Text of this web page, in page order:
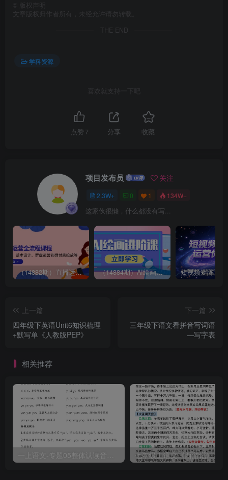
版权声明
文章版权归作者所有，未经允许请勿转载。
THE END
学科资源
喜欢就支持一下吧
点赞 7 分享 收藏
项目发布员 关注
2.3W+ 0 1 134W+
这家伙很懒，什么都没有写...
（14882期）直播运营全流程课程-5月更新：从起号、话术设计、罗盘运营到微付费投放等 （14884期）AI绘画进阶课，涵盖电商摄影等多领域，PS操作与AI工具使用全面教学
上一篇
四年级下英语Unit6知识梳理
+默写单《人教版PEP》
下一篇
三年级下语文看拼音写词语
—写字表
相关推荐
一上语文-专题05整体认读音节（16个）（知识+训练）